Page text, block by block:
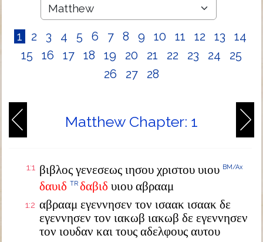
1 2 3 4 5 6 7 8 9 10 11 12 13
14
15
16 17 18 19 20 21 22 23 24
25
26
27 28
Matthew Chapter: 1
1:1 βιβλος γενεσεως ιησου χριστου υιου BM/Ax
δαυιδ TR δαβιδ υιου αβρααμ
1:2 αβρααμ εγεννησεν τον ισαακ ισαακ δε
εγεννησεν τον ιακωβ ιακωβ δε εγεννησεν
τον ιουδαν και τους αδελφους αυτου